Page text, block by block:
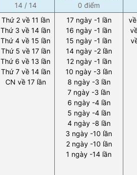
14 / 14
0 điểm
Thứ 2 về 11 lần
Thứ 3 về 14 lần
Thứ 4 về 15 lần
Thứ 5 về 17 lần
Thứ 6 về 13 lần
Thứ 7 về 14 lần
CN về 17 lần
17 ngày -1 lần
16 ngày -1 lần
15 ngày -1 lần
14 ngày -2 lần
12 ngày -1 lần
10 ngày -3 lần
8 ngày -3 lần
7 ngày -3 lần
6 ngày -4 lần
5 ngày -4 lần
4 ngày -8 lần
3 ngày -10 lần
2 ngày -10 lần
1 ngày -14 lần